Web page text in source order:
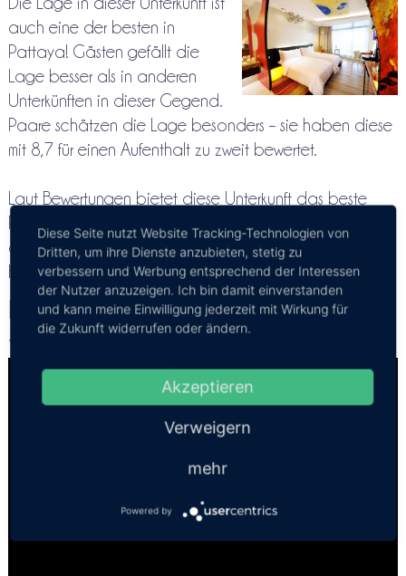
auch eine der besten in
Pattaya! Gästen gefällt die
Lage besser als in anderen
Unterkünften in dieser Gegend.
Paare schätzen die Lage besonders – sie haben diese
mit 8,7 für einen Aufenthalt zu zweit bewertet.
Laut Bewertungen bietet diese Unterkunft das beste
Preis-Leistungs-Verhältnis in Pattaya. Im Vergleich zu
anderen Unterkünften in dieser Stadt bekommen Gäste
hier mehr für ihr Geld.
Rooftop Bar and Infinity-Pools im
Siam@Siam
Diese Seite nutzt Website Tracking-Technologien von
Dritten, um ihre Dienste anzubieten, stetig zu
verbessern und Werbung entsprechend der Interessen
der Nutzer anzuzeigen. Ich bin damit einverstanden
und kann meine Einwilligung jederzeit mit Wirkung für
die Zukunft widerrufen oder ändern.
Akzeptieren
Verweigern
mehr
Powered by